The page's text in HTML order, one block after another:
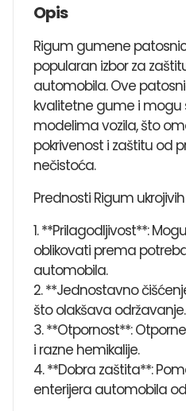
Opis
Rigum gumene
popularan izbor za
automobila. Ove
kvalitetne gume i mogu
modelima vozila, što
pokrivenost i zaštitu od
nečistoća.
Prednosti Rigum
1. **Prilagodljivost**:
oblikovati prema
automobila.
2. **Jednostavno
što olakšava održavanje.
3. **Otpornost**:
i razne hemikalije.
4. **Dobra zaštita**:
enterijera automobila